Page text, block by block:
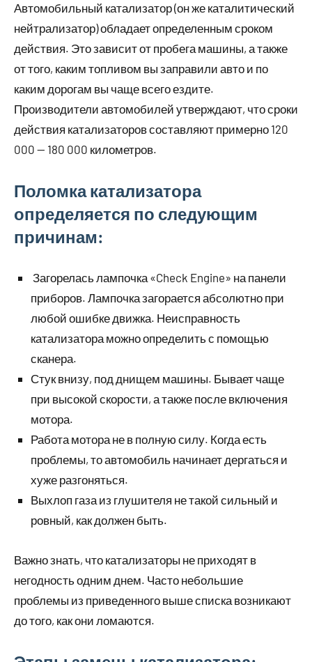
Автомобильный катализатор (он же каталитический
нейтрализатор) обладает определенным сроком
действия. Это зависит от пробега машины, а также
от того, каким топливом вы заправили авто и по
каким дорогам вы чаще всего ездите.
Производители автомобилей утверждают, что сроки
действия катализаторов составляют примерно 120
000 — 180 000 километров.
Поломка катализатора
определяется по следующим
причинам:
Загорелась лампочка «Check Engine» на панели
приборов. Лампочка загорается абсолютно при
любой ошибке движка. Неисправность
катализатора можно определить с помощью
сканера.
Стук внизу, под днищем машины. Бывает чаще
при высокой скорости, а также после включения
мотора.
Работа мотора не в полную силу. Когда есть
проблемы, то автомобиль начинает дергаться и
хуже разгоняться.
Выхлоп газа из глушителя не такой сильный и
ровный, как должен быть.
Важно знать, что катализаторы не приходят в
негодность одним днем. Часто небольшие
проблемы из приведенного выше списка возникают
до того, как они ломаются.